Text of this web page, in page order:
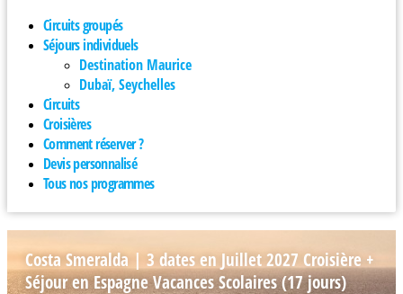
Circuits groupés
Séjours individuels
Destination Maurice
Dubaï, Seychelles
Circuits
Croisières
Comment réserver ?
Devis personnalisé
Tous nos programmes
Costa Smeralda | 3 dates en Juillet 2027 Croisière +
Séjour en Espagne Vacances Scolaires (17 jours)